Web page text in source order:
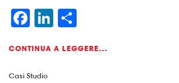
Facebook
LinkedIn
CONTINUA A LEGGERE...
Casi Studio